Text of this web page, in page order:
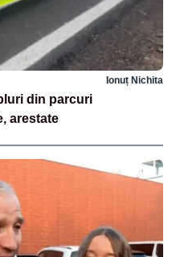
Ionuț Nichita
din parcuri
arestate